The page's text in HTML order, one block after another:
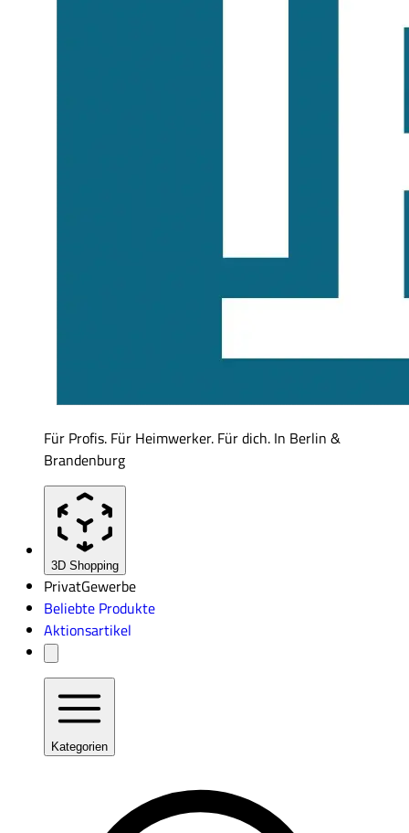
Für Profis. Für Heimwerker. Für dich. In Berlin &
Brandenburg
3D Shopping
PrivatGewerbe
Beliebte Produkte
Aktionsartikel
Kategorien